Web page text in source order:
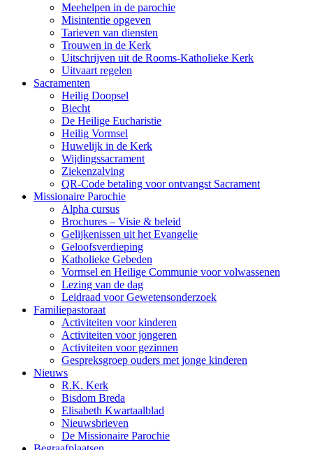
Meehelpen in de parochie
Misintentie opgeven
Tarieven van diensten
Trouwen in de Kerk
Uitschrijven uit de Rooms-Katholieke Kerk
Uitvaart regelen
Sacramenten
Heilig Doopsel
Biecht
De Heilige Eucharistie
Heilig Vormsel
Huwelijk in de Kerk
Wijdingssacrament
Ziekenzalving
QR-Code betaling voor ontvangst Sacrament
Missionaire Parochie
Alpha cursus
Brochures – Visie & beleid
Gelijkenissen uit het Evangelie
Geloofsverdieping
Katholieke Gebeden
Vormsel en Heilige Communie voor volwassenen
Lezing van de dag
Leidraad voor Gewetensonderzoek
Familiepastoraat
Activiteiten voor kinderen
Activiteiten voor jongeren
Activiteiten voor gezinnen
Gespreksgroep ouders met jonge kinderen
Nieuws
R.K. Kerk
Bisdom Breda
Elisabeth Kwartaalblad
Nieuwsbrieven
De Missionaire Parochie